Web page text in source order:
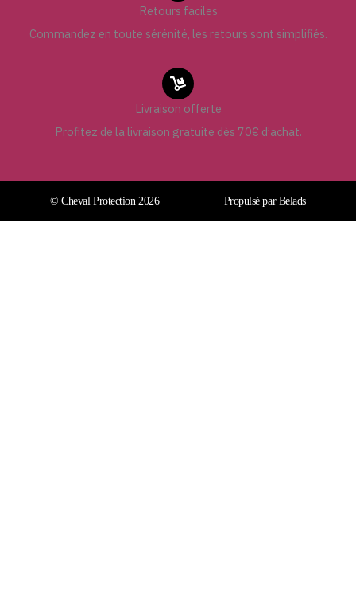
Retours faciles
Commandez en toute sérénité, les retours sont simplifiés.
Livraison offerte
Profitez de la livraison gratuite dès 70€ d’achat.
© Cheval Protection 2026 Propulsé par Belads